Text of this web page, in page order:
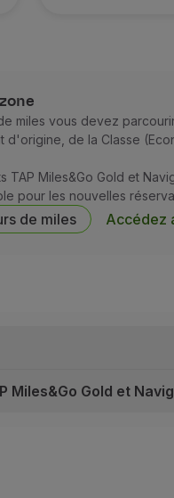
miles vous devez
d'origine, de la Classe
TAP Miles&Go Gold et
pour les nouvelles
de miles Accédez
Miles&Go Gold et